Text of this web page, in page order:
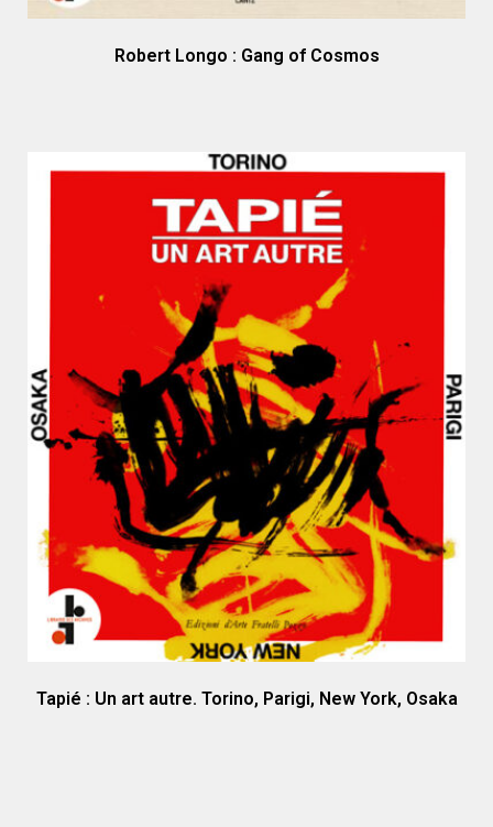
Robert Longo : Gang of Cosmos
Tapié : Un art autre. Torino, Parigi, New York, Osaka